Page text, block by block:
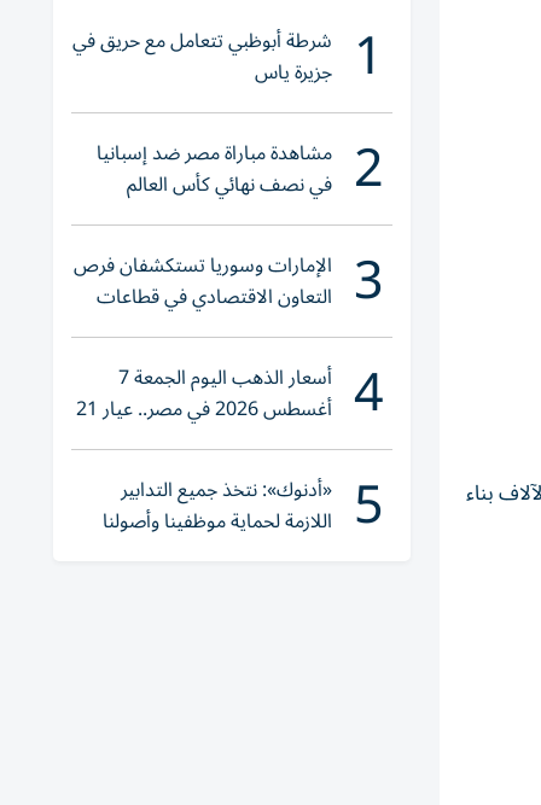
الآلاف بناء
1 شرطة أبوظبي تتعامل مع حريق في
جزيرة ياس
2 مشاهدة مباراة مصر ضد إسبانيا
في نصف نهائي كأس العالم
لناشئات اليد 2026
3 الإمارات وسوريا تستكشفان فرص
التعاون الاقتصادي في قطاعات
حيوية
4 أسعار الذهب اليوم الجمعة 7
أغسطس 2026 في مصر.. عيار 21
يقترب من هذا الرقم
5 «أدنوك»: نتخذ جميع التدابير
اللازمة لحماية موظفينا وأصولنا